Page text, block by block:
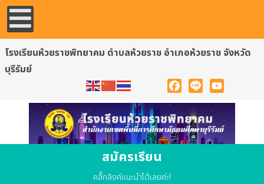
โรงเรียนห้วยราชพิทยาคม ตำบลห้วยราช อำเภอห้วยราช จังหวัด
บุรีรัมย์
Facebook
Line YouTube
สมัครเรียน
คลื๊กลิงค์แนะนำได้เลยค่ะ!